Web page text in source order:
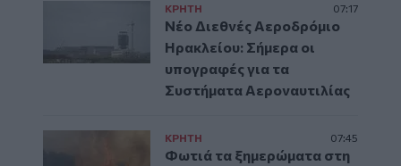
ΚΡΗΤΗ 07:17
Νέο Διεθνές Αεροδρόμιο
Ηρακλείου: Σήμερα οι
υπογραφές για τα
Συστήματα Αεροναυτιλίας
ΚΡΗΤΗ 07:45
Φωτιά τα ξημερώματα στη